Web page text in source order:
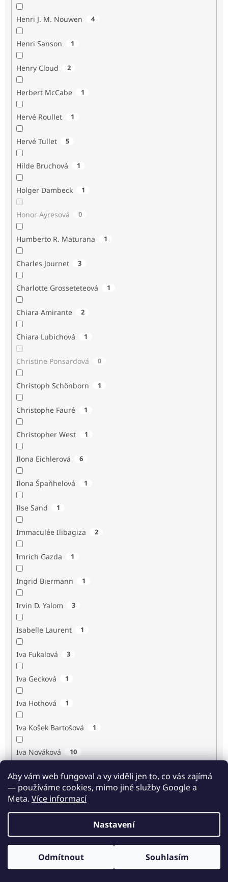
Aby vám web fungoval a vy viděli jen to, co vás zajímá
— používáme cookies, mimo jiné služby Google a
Meta. Více informací
Nastavení
Odmítnout Souhlasím
Henri J. M. Nouwen 4
Henri Sanson 1
Henry Cloud 2
Herbert McCabe 1
Hervé Roullet 1
Hervé Tullet 5
Hilde Bruchová 1
Holger Dambeck 1
Honor Ayresová 0
Humberto R. Maturana 1
Charles Journet 3
Charlotte Grosseteteová 1
Chiara Amirante 2
Chiara Lubichová 1
Christine Ponsardová 0
Christoph Schönborn 1
Christophe Fauré 1
Christopher West 1
Ilona Eichlerová 6
Ilona Špaňhelová 1
Ilse Sand 1
Immaculée Ilibagiza 2
Imrich Gazda 1
Ingrid Biermann 1
Irvin D. Yalom 3
Isabelle Laurent 1
Iva Fukalová 3
Iva Gecková 1
Iva Hothová 1
Iva Košek Bartošová 1
Iva Nováková 10
Iva Procházková 1
Ivan Renč 1
Odběr novinek